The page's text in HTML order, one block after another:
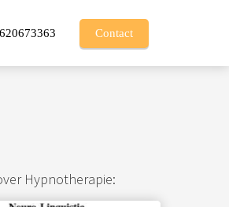
Contact
Hypnotherapie: